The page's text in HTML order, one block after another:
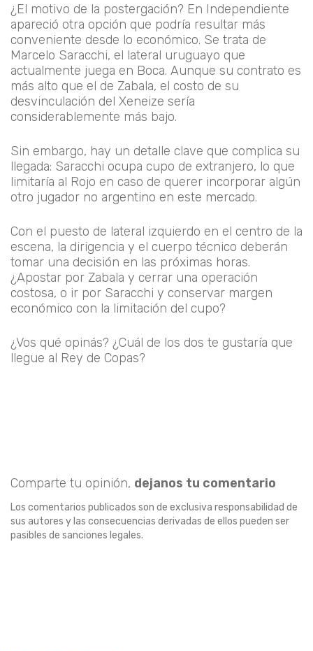
¿El motivo de la postergación? En Independiente
apareció otra opción que podría resultar más
conveniente desde lo económico. Se trata de
Marcelo Saracchi, el lateral uruguayo que
actualmente juega en Boca. Aunque su contrato es
más alto que el de Zabala, el costo de su
desvinculación del Xeneize sería
considerablemente más bajo.
Sin embargo, hay un detalle clave que complica su
llegada: Saracchi ocupa cupo de extranjero, lo que
limitaría al Rojo en caso de querer incorporar algún
otro jugador no argentino en este mercado.
Con el puesto de lateral izquierdo en el centro de la
escena, la dirigencia y el cuerpo técnico deberán
tomar una decisión en las próximas horas.
¿Apostar por Zabala y cerrar una operación
costosa, o ir por Saracchi y conservar margen
económico con la limitación del cupo?
¿Vos qué opinás? ¿Cuál de los dos te gustaría que
llegue al Rey de Copas?
Comparte tu opinión, dejanos tu comentario
Los comentarios publicados son de exclusiva responsabilidad de
sus autores y las consecuencias derivadas de ellos pueden ser
pasibles de sanciones legales.